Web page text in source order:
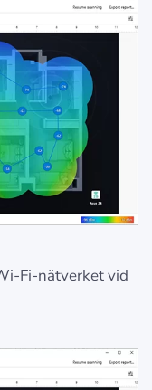
Fi-nätverket vid